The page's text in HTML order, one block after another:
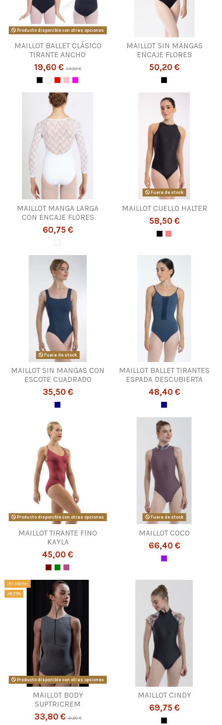
Producto disponible con otras opciones
MAILLOT BALLET CLÁSICO
TIRANTE ANCHO
19,60 € 24,50 €
MAILLOT SIN MANGAS
ENCAJE FLORES
50,20 €
MAILLOT MANGA LARGA
CON ENCAJE FLORES
60,75 €
Fuera de stock
MAILLOT CUELLO HALTER
58,50 €
Fuera de stock
MAILLOT SIN MANGAS CON
ESCOTE CUADRADO
35,50 €
MAILLOT BALLET TIRANTES
ESPADA DESCUBIERTA
48,40 €
Producto disponible con otras opciones
MAILLOT TIRANTE FINO
KAYLA
45,00 €
Fuera de stock
MAILLOT COCO
66,40 €
¡En oferta!
-18,75%
Producto disponible con otras opciones
MAILLOT BODY
SUPTRICREM
33,80 €41,60 €
MAILLOT CINDY
69,75 €